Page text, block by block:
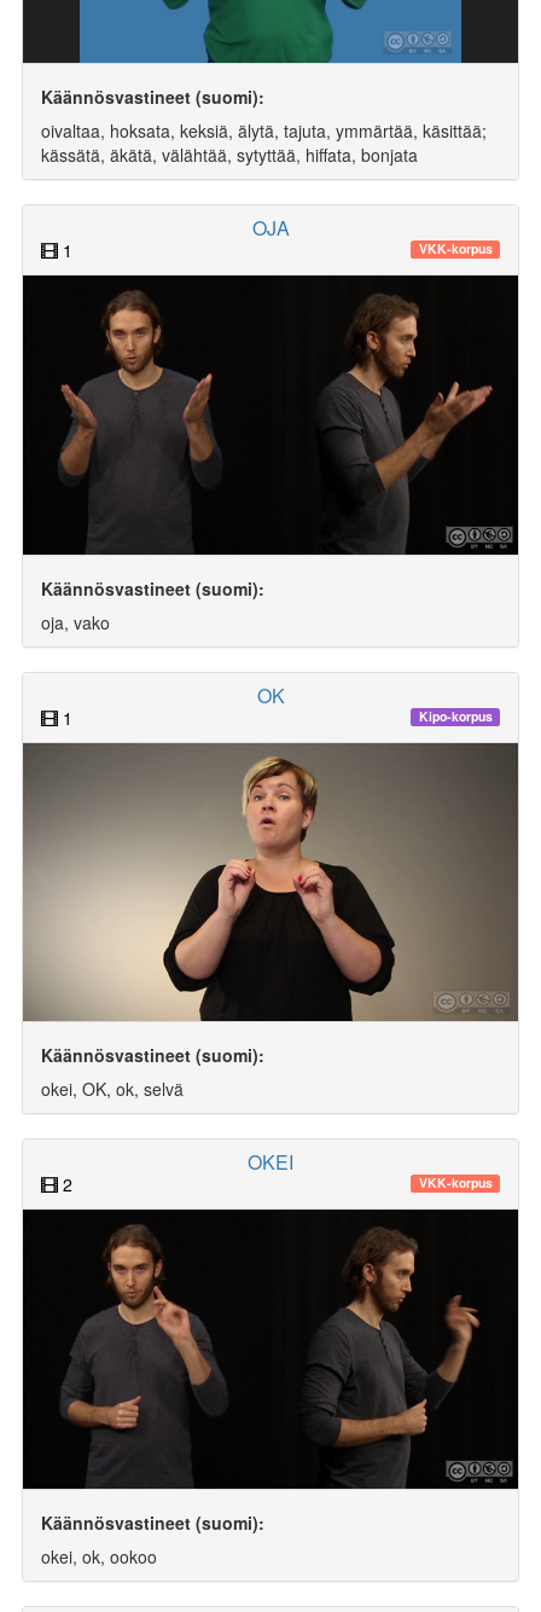
Käännösvastineet (suomi):
oivaltaa, hoksata, keksiä, älytä, tajuta, ymmärtää, käsittää;
kässätä, äkätä, välähtää, sytyttää, hiffata, bonjata
OJA
1 VKK-korpus
Käännösvastineet (suomi):
oja, vako
OK
1 Kipo-korpus
Käännösvastineet (suomi):
okei, OK, ok, selvä
OKEI
2 VKK-korpus
Käännösvastineet (suomi):
okei, ok, ookoo